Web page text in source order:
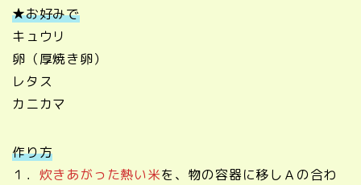
★お好みで
キュウリ
卵（厚焼き卵）
レタス
カニカマ
作り方
１． 炊きあがった熱い米を、物の容器に移しＡの合わ